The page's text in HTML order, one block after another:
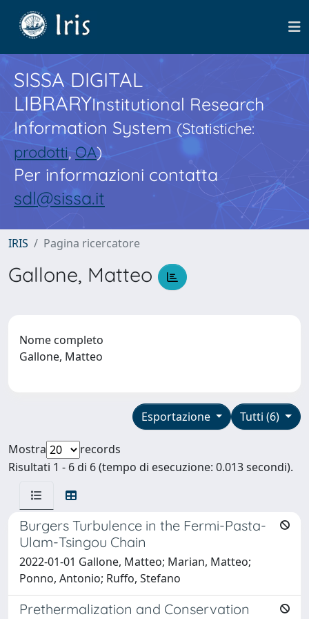
SISSA DIGITAL
LIBRARYInstitutional Research
Information System(Statistiche:
prodotti,OA)
Per informazioni contatta
sdl@sissa.it
IRIS Pagina ricercatore
Gallone, Matteo
Nome completo
Gallone, Matteo
Tutti (6)
Esportazione
Mostra
records
Risultati 1 - 6 di 6 (tempo di esecuzione: 0.013 secondi).
Burgers Turbulence in the Fermi-Pasta-
Ulam-Tsingou Chain
2022-01-01 Gallone, Matteo; Marian, Matteo;
Ponno, Antonio; Ruffo, Stefano
Prethermalization and Conservation